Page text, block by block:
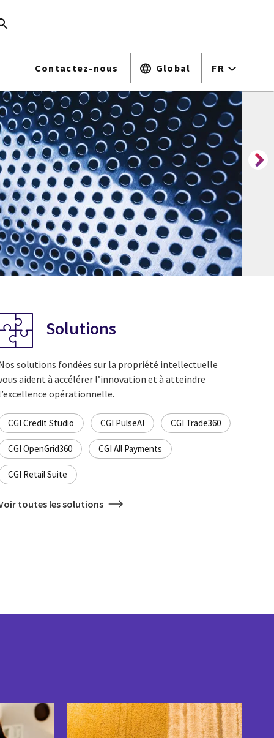
Contactez-nous Global FR
Solutions
solutions fondées sur la propriété intellectuelle
aident à accélérer l’innovation et à atteindre
opérationnelle.
CGI Credit Studio CGI PulseAI CGI Trade360
CGI OpenGrid360 CGI All Payments
CGI Retail Suite
toutes les solutions